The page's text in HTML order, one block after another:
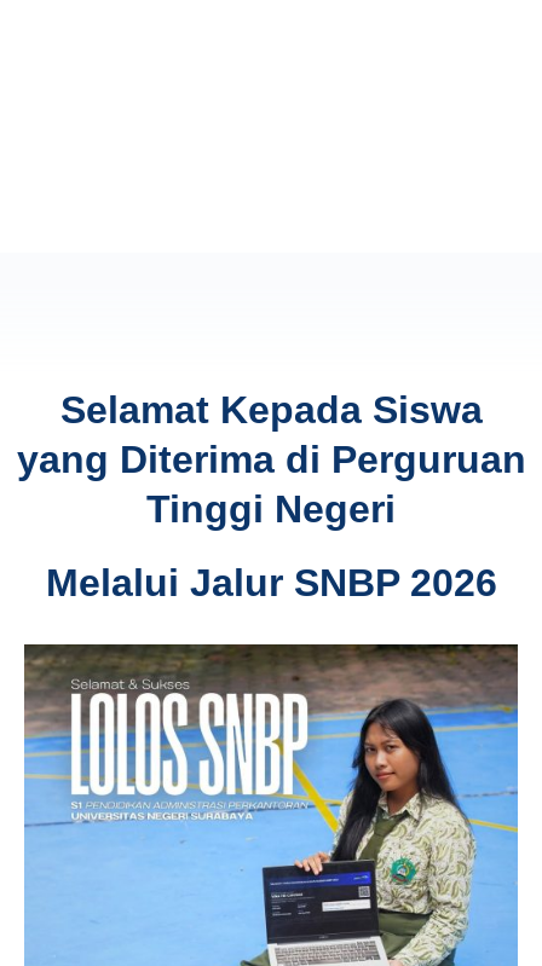
Selamat Kepada Siswa
yang Diterima di Perguruan
Tinggi Negeri
Melalui Jalur SNBP 2026